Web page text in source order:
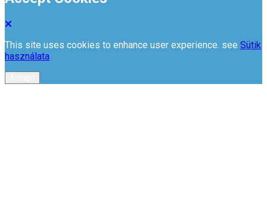
This site uses cookies to enhance user experience. see Sütik
használata